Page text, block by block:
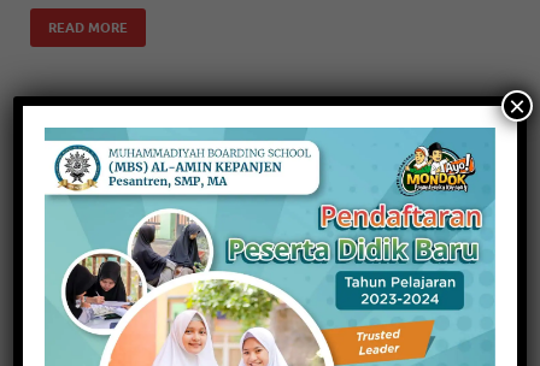
READ MORE
HEADLINE NEWS
Berbasis Komputer, Mendikbud
Apresiasi UNPK Kota Malang
16 April 2017- byRedaksi
READ MORE
×